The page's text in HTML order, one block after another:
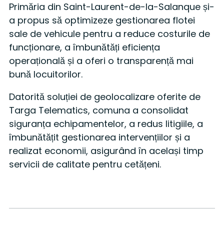
Primăria din Saint-Laurent-de-la-Salanque și-
a propus să optimizeze gestionarea flotei
sale de vehicule pentru a reduce costurile de
funcționare, a îmbunătăți eficiența
operațională și a oferi o transparență mai
bună locuitorilor.
Datorită soluției de geolocalizare oferite de
Targa Telematics, comuna a consolidat
siguranța echipamentelor, a redus litigiile, a
îmbunătățit gestionarea intervențiilor și a
realizat economii, asigurând în același timp
servicii de calitate pentru cetățeni.